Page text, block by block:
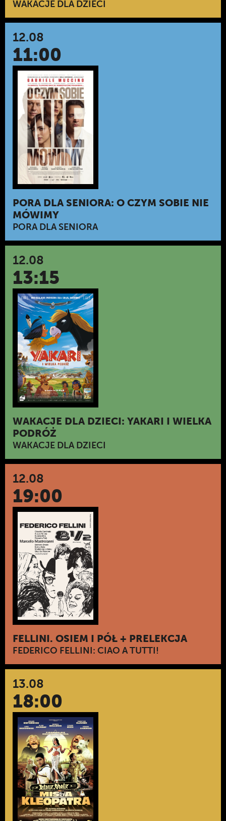
WAKACJE DLA DZIECI
12.08
11:00
PORA DLA SENIORA: O CZYM SOBIE NIE
MÓWIMY
PORA DLA SENIORA
12.08
13:15
WAKACJE DLA DZIECI: YAKARI I WIELKA
PODRÓŻ
WAKACJE DLA DZIECI
12.08
19:00
FELLINI. OSIEM I PÓŁ + PRELEKCJA
FEDERICO FELLINI: CIAO A TUTTI!
13.08
18:00